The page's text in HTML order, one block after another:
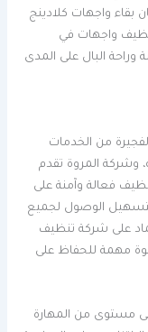
بقاء واجهات كلادينج
واجهات في
وراحة البال على المدى
من الخدمات
وشركة المروة تقدم
فعالة وآمنة على
لتسهيل الوصول لجميع
على شركة تنظيف
مهمة للحفاظ على
مستوى من المهارة